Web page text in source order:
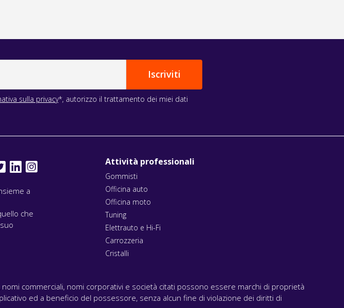
sulla privacy*, autorizzo il trattamento dei miei dati
a
che
Attività professionali
Gommisti
Officina auto
Officina moto
Tuning
Elettrauto e Hi-Fi
Carrozzeria
Cristalli
commerciali, nomi corporativi e società citati possono essere marchi di proprietà
ed a beneficio del possessore, senza alcun fine di violazione dei diritti di